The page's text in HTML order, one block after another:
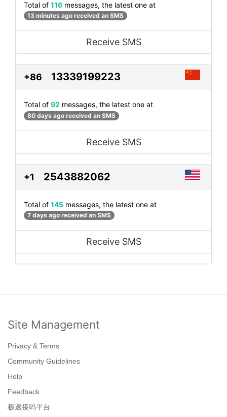
Total of 116 messages, the latest one at
13 minutes ago received an SMS
Receive SMS
+86 13339199223
Total of 92 messages, the latest one at
80 days ago received an SMS
Receive SMS
+1 2543882062
Total of 145 messages, the latest one at
7 days ago received an SMS
Receive SMS
Site Management
Privacy & Terms
Community Guidelines
Help
Feedback
极速接码平台